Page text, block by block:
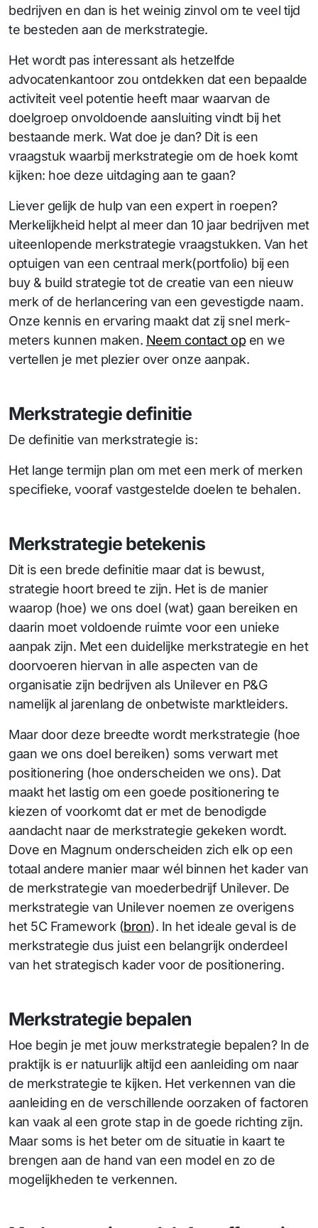
bedrijven en dan is het weinig zinvol om te veel tijd
te besteden aan de merkstrategie.
Het wordt pas interessant als hetzelfde
advocatenkantoor zou ontdekken dat een bepaalde
activiteit veel potentie heeft maar waarvan de
doelgroep onvoldoende aansluiting vindt bij het
bestaande merk. Wat doe je dan? Dit is een
vraagstuk waarbij merkstrategie om de hoek komt
kijken: hoe deze uitdaging aan te gaan?
Liever gelijk de hulp van een expert in roepen?
Merkelijkheid helpt al meer dan 10 jaar bedrijven met
uiteenlopende merkstrategie vraagstukken. Van het
optuigen van een centraal merk(portfolio) bij een
buy & build strategie tot de creatie van een nieuw
merk of de herlancering van een gevestigde naam.
Onze kennis en ervaring maakt dat zij snel merk-
meters kunnen maken. Neem contact op en we
vertellen je met plezier over onze aanpak.
Merkstrategie definitie
De definitie van merkstrategie is:
Het lange termijn plan om met een merk of merken
specifieke, vooraf vastgestelde doelen te behalen.
Merkstrategie betekenis
Dit is een brede definitie maar dat is bewust,
strategie hoort breed te zijn. Het is de manier
waarop (hoe) we ons doel (wat) gaan bereiken en
daarin moet voldoende ruimte voor een unieke
aanpak zijn. Met een duidelijke merkstrategie en het
doorvoeren hiervan in alle aspecten van de
organisatie zijn bedrijven als Unilever en P&G
namelijk al jarenlang de onbetwiste marktleiders.
Maar door deze breedte wordt merkstrategie (hoe
gaan we ons doel bereiken) soms verwart met
positionering (hoe onderscheiden we ons). Dat
maakt het lastig om een goede positionering te
kiezen of voorkomt dat er met de benodigde
aandacht naar de merkstrategie gekeken wordt.
Dove en Magnum onderscheiden zich elk op een
totaal andere manier maar wél binnen het kader van
de merkstrategie van moederbedrijf Unilever. De
merkstrategie van Unilever noemen ze overigens
het 5C Framework (bron). In het ideale geval is de
merkstrategie dus juist een belangrijk onderdeel
van het strategisch kader voor de positionering.
Merkstrategie bepalen
Hoe begin je met jouw merkstrategie bepalen? In de
praktijk is er natuurlijk altijd een aanleiding om naar
de merkstrategie te kijken. Het verkennen van die
aanleiding en de verschillende oorzaken of factoren
kan vaak al een grote stap in de goede richting zijn.
Maar soms is het beter om de situatie in kaart te
brengen aan de hand van een model en zo de
mogelijkheden te verkennen.